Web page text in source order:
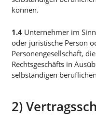
können.
1.4 Unternehmer im
oder juristische Person
Personengesellschaft,
Rechtsgeschäfts in
selbständigen
2)